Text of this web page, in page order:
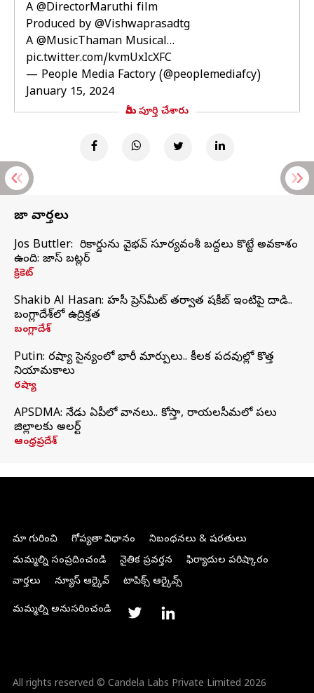
A @DirectorMaruthi film
Produced by @Vishwaprasadtg
A @MusicThaman Musical…
pic.twitter.com/kvmUxIcXFC
— People Media Factory (@peoplemediafcy)
January 15, 2024
మీరు పూర్తి చేశారు
తాజా వార్తలు
Jos Buttler: నా రికార్డును వైభవ్ సూర్యవంశీ బద్దలు కొట్టే అవకాశం
ఉంది: జాస్ బట్లర్
క్రికెట్
Shakib Al Hasan: హసీనా ప్రెస్‌మీట్‌ తర్వాత షకీబ్‌ ఇంటిపై దాడి..
బంగ్లాదేశ్‌లో ఉద్రిక్తత
బంగ్లాదేశ్
Putin: రష్యా సైన్యంలో భారీ మార్పులు.. కీలక పదవుల్లో కొత్త
నియామకాలు
రష్యా
APSDMA: నేడు ఏపీలో వానలు.. కోస్తా, రాయలసీమలో పలు
జిల్లాలకు అలర్ట్
ఆంధ్రప్రదేశ్
మా గురించి గోప్యతా విధానం
నిబంధనలు & షరతులు
మమ్మల్ని సంప్రదించండి
నైతిక ప్రవర్తన
ఫిర్యాదుల పరిష్కారం
వార్తలు
న్యూస్ ఆర్కైవ్ టాపిక్స్ ఆర్కైవ్స్
మమ్మల్ని అనుసరించండి
All rights reserved © Candela Labs Private Limited 2026